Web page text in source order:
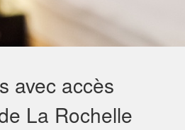
avec accès
La Rochelle